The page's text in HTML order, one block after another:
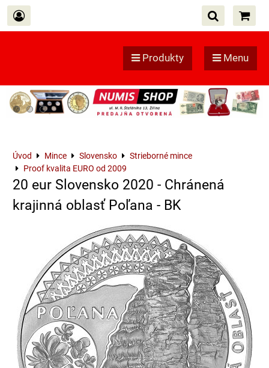
Produkty Menu
Úvod Mince Slovensko
Strieborné mince
Proof kvalita EURO od 2009
20 eur Slovensko 2020 - Chránená
krajinná oblasť Poľana - BK